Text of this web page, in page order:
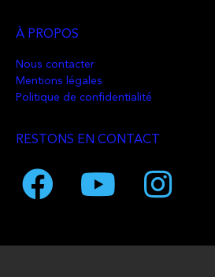
À PROPOS
Nous contacter
Mentions légales
Politique de confidentialité
RESTONS EN CONTACT